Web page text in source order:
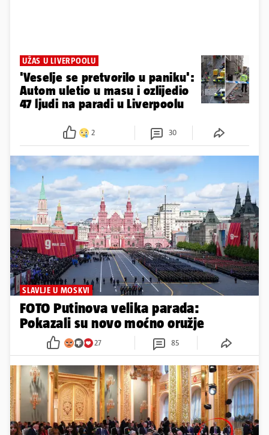
UŽAS U LIVERPOOLU
'Veselje se pretvorilo u paniku':
Autom uletio u masu i ozlijedio
47 ljudi na paradi u Liverpoolu
2 30
SLAVLJE U MOSKVI
FOTO Putinova velika parada:
Pokazali su novo moćno oružje
27 85